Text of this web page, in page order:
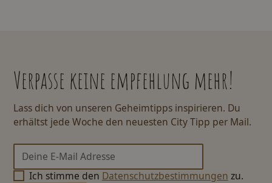
Verpasse keine empfehlung mehr!
Lass dich von unseren Geheimtipps inspirieren. Du
erhältst jede Woche den neuesten City Tipp per Mail.
Ich stimme den Datenschutzbestimmungen zu.